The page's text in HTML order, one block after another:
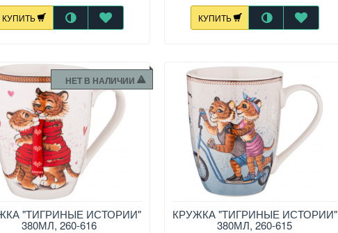
КУПИТЬ КУПИТЬ
НЕТ В НАЛИЧИИ
"ТИГРИНЫЕ ИСТОРИИ"
380МЛ, 260-616
КРУЖКА "ТИГРИНЫЕ ИСТОРИИ"
380МЛ, 260-615